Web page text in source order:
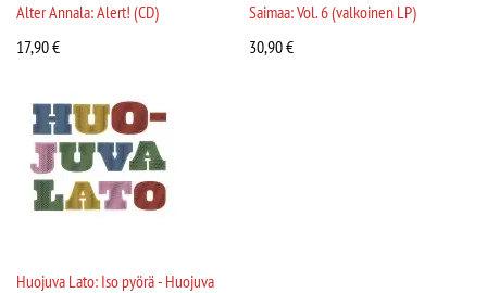
Alter Annala: Alert! (CD)
17,90€
Saimaa: Vol. 6 (valkoinen LP)
30,90€
Huojuva Lato: Iso pyörä - Huojuva